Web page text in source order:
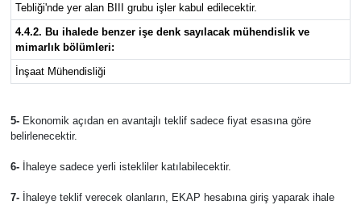
Tebliği'nde yer alan BIII grubu işler kabul edilecektir.
4.4.2. Bu ihalede benzer işe denk sayılacak mühendislik ve
mimarlık bölümleri:
İnşaat Mühendisliği
5-Ekonomik açıdan en avantajlı teklif sadece fiyat esasına göre
belirlenecektir.
6- İhaleye sadece yerli istekliler katılabilecektir.
7-İhaleye teklif verecek olanların, EKAP hesabına giriş yaparak ihale